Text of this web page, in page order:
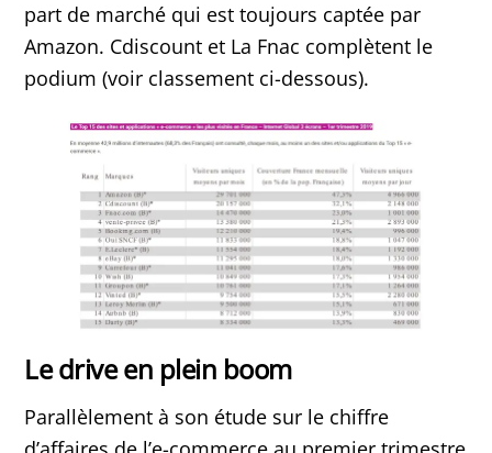
part de marché qui est toujours captée par
Amazon. Cdiscount et La Fnac complètent le
podium (voir classement ci-dessous).
Le drive en plein boom
Parallèlement à son étude sur le chiffre